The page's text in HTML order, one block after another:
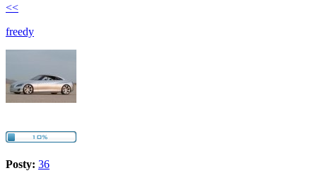
<<
freedy
Posty: 36